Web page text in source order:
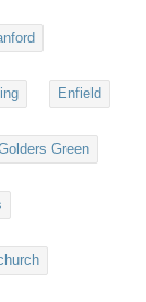
Enfield
Green